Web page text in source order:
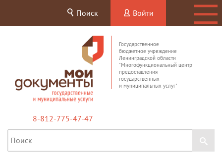
Поиск Войти
Государственное
бюджетное учреждение
Ленинградской области
"Многофункциональный центр
предоставления
государственных
и муниципальных услуг"
8-812-775-47-47